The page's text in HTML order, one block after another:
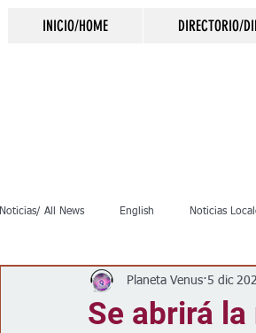
INICIO/HOME DIRECTORIO/
Noticias/ All News English Noticias
Inmigración Crimen Negocios
Se abrirá
Planeta Venus 5 dic